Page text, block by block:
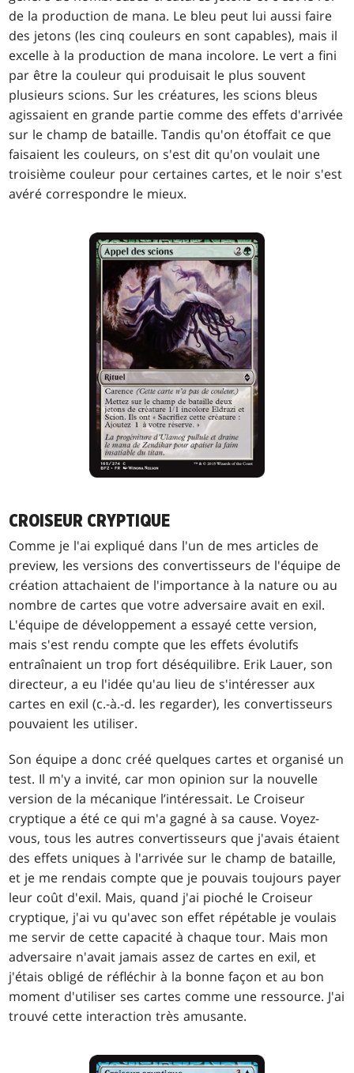
de la production de mana. Le bleu peut lui aussi faire
des jetons (les cinq couleurs en sont capables), mais il
excelle à la production de mana incolore. Le vert a fini
par être la couleur qui produisait le plus souvent
plusieurs scions. Sur les créatures, les scions bleus
agissaient en grande partie comme des effets d'arrivée
sur le champ de bataille. Tandis qu'on étoffait ce que
faisaient les couleurs, on s'est dit qu'on voulait une
troisième couleur pour certaines cartes, et le noir s'est
avéré correspondre le mieux.
CROISEUR CRYPTIQUE
Comme je l'ai expliqué dans l'un de mes articles de
preview, les versions des convertisseurs de l'équipe de
création attachaient de l'importance à la nature ou au
nombre de cartes que votre adversaire avait en exil.
L'équipe de développement a essayé cette version,
mais s'est rendu compte que les effets évolutifs
entraînaient un trop fort déséquilibre. Erik Lauer, son
directeur, a eu l'idée qu'au lieu de s'intéresser aux
cartes en exil (c.-à.-d. les regarder), les convertisseurs
pouvaient les utiliser.
Son équipe a donc créé quelques cartes et organisé un
test. Il m'y a invité, car mon opinion sur la nouvelle
version de la mécanique l’intéressait. Le Croiseur
cryptique a été ce qui m'a gagné à sa cause. Voyez-
vous, tous les autres convertisseurs que j'avais étaient
des effets uniques à l'arrivée sur le champ de bataille,
et je me rendais compte que je pouvais toujours payer
leur coût d'exil. Mais, quand j'ai pioché le Croiseur
cryptique, j'ai vu qu'avec son effet répétable je voulais
me servir de cette capacité à chaque tour. Mais mon
adversaire n'avait jamais assez de cartes en exil, et
j'étais obligé de réfléchir à la bonne façon et au bon
moment d'utiliser ses cartes comme une ressource. J'ai
trouvé cette interaction très amusante.